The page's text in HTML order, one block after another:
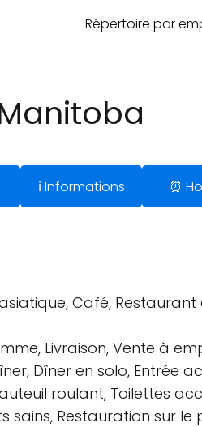
Répertoire par
ℹ️ Informations ⏰
Café,
Livraison, Vente à
Dîner en solo, Entrée
roulant, Toilettes
Restauration sur le